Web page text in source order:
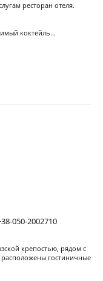
ресторан отеля.
коктейль...
050-2002710
крепостью, рядом с
гостиничные